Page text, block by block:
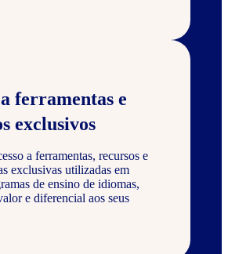
ferramentas e
exclusivos
a ferramentas, recursos e
exclusivas utilizadas em
de ensino de idiomas,
e diferencial aos seus